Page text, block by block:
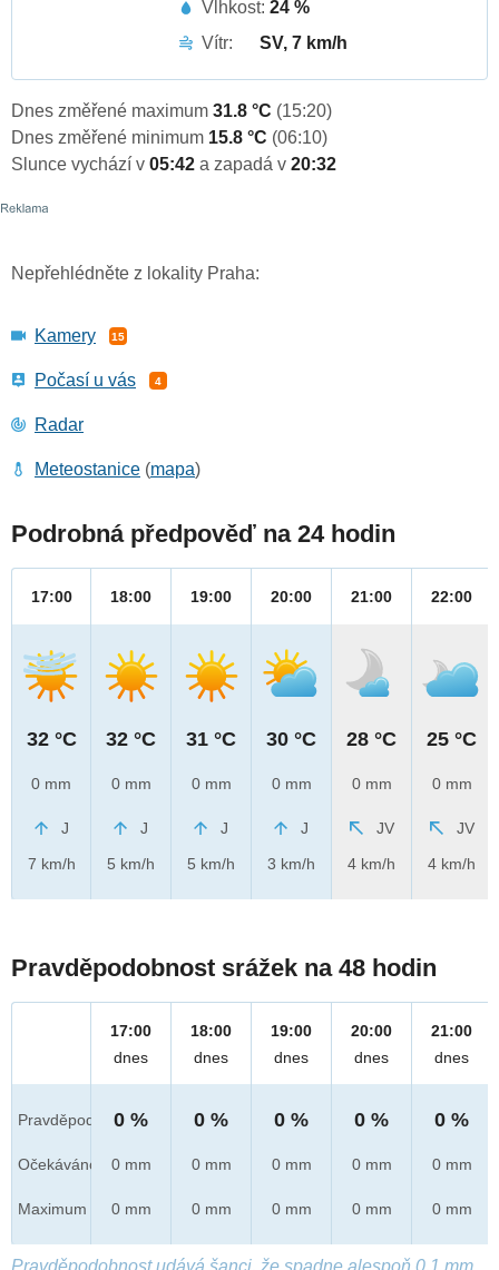
Vlhkost: 24 %
Vítr:
SV, 7 km/h
Dnes změřené maximum 31.8 °C (15:20)
Dnes změřené minimum 15.8 °C (06:10)
Slunce vychází v 05:42 a zapadá v 20:32
Nepřehlédněte z lokality Praha:
Kamery 15
Počasí u vás 4
Radar
Meteostanice (mapa)
Podrobná předpověď na 24 hodin
17:00
32 °C
0 mm
J
7 km/h
18:00
32 °C
0 mm
J
5 km/h
19:00
31 °C
0 mm
J
5 km/h
20:00
30 °C
0 mm
J
3 km/h
21:00
28 °C
0 mm
JV
4 km/h
22:00
25 °C
0 mm
JV
4 km/h
Pravděpodobnost srážek na 48 hodin
Pravděpod.
Očekáváno
Maximum
17:00
dnes
0 %
0 mm
0 mm
18:00
dnes
0 %
0 mm
0 mm
19:00
dnes
0 %
0 mm
0 mm
20:00
dnes
0 %
0 mm
0 mm
21:00
dnes
0 %
0 mm
0 mm